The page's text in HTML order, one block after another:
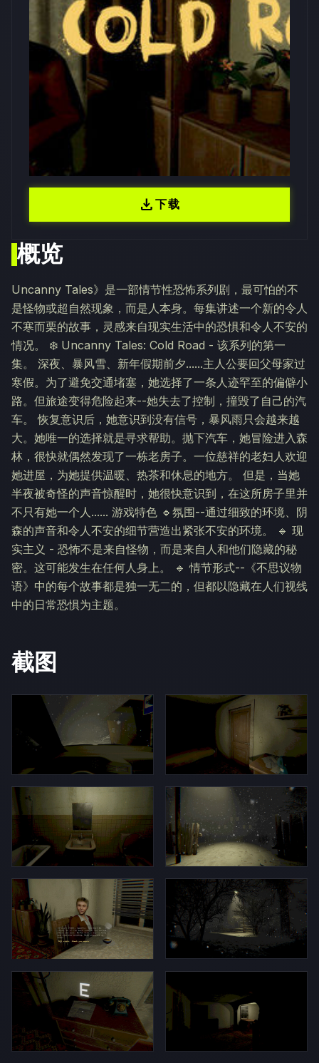
概览
Uncanny Tales》是一部情节性恐怖系列剧，最可怕的不
是怪物或超自然现象，而是人本身。每集讲述一个新的令人
不寒而栗的故事，灵感来自现实生活中的恐惧和令人不安的
情况。 ❄️ Uncanny Tales: Cold Road - 该系列的第一
集。 深夜、暴风雪、新年假期前夕......主人公要回父母家过
寒假。为了避免交通堵塞，她选择了一条人迹罕至的偏僻小
路。但旅途变得危险起来--她失去了控制，撞毁了自己的汽
车。 恢复意识后，她意识到没有信号，暴风雨只会越来越
大。她唯一的选择就是寻求帮助。抛下汽车，她冒险进入森
林，很快就偶然发现了一栋老房子。一位慈祥的老妇人欢迎
她进屋，为她提供温暖、热茶和休息的地方。 但是，当她
半夜被奇怪的声音惊醒时，她很快意识到，在这所房子里并
不只有她一个人...... 游戏特色 🔹氛围--通过细致的环境、阴
森的声音和令人不安的细节营造出紧张不安的环境。 🔹 现
实主义 - 恐怖不是来自怪物，而是来自人和他们隐藏的秘
密。这可能发生在任何人身上。 🔹 情节形式--《不思议物
语》中的每个故事都是独一无二的，但都以隐藏在人们视线
中的日常恐惧为主题。
截图
download下载